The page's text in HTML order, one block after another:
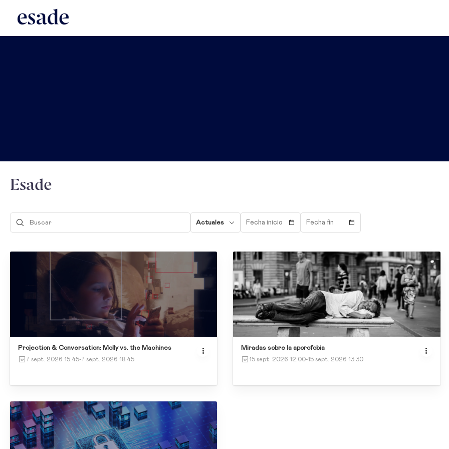
Esade
Actuales
Projection & Conversation: Molly vs. the Machines
7 sept. 2026 15:45-7 sept. 2026 18:45
Miradas sobre la aporofobia
15 sept. 2026 12:00-15 sept. 2026 13:30